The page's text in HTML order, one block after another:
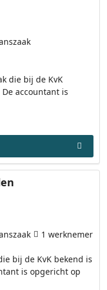
die bij de KvK
accountant is
bij de KvK bekend is
is opgericht op
1 werknemer